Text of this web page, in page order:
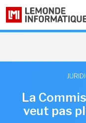
La
veut pas